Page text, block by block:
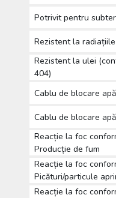
Potrivit pentru
Rezistent la
Rezistent la ulei
404)
Cablu de blocare
Cablu de blocare
Reacție la foc
Producție de fum
Reacție la foc
Picături/particule
Reacție la foc